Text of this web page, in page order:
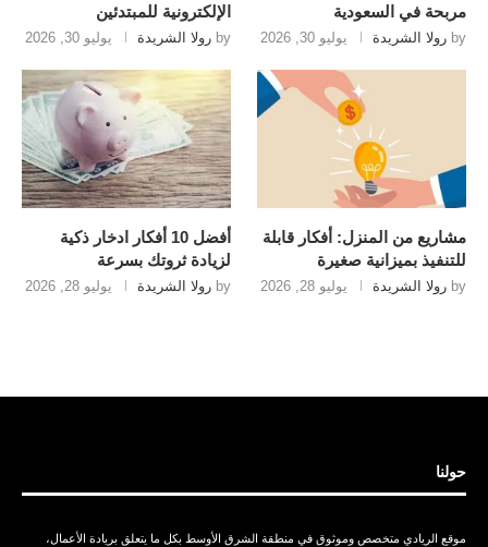
مربحة في السعودية
by رولا الشريدة يوليو 30, 2026
الإلكترونية للمبتدئين
by رولا الشريدة يوليو 30, 2026
مشاريع من المنزل: أفكار قابلة
للتنفيذ بميزانية صغيرة
by رولا الشريدة يوليو 28, 2026
أفضل 10 أفكار ادخار ذكية
لزيادة ثروتك بسرعة
by رولا الشريدة يوليو 28, 2026
حولنا
موقع الريادي متخصص وموثوق في منطقة الشرق الأوسط بكل ما يتعلق بريادة الأعمال،